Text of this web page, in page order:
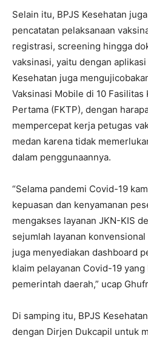
Selain itu, BPJS Kesehatan
pencatatan pelaksanaan
registrasi, screening hingga
vaksinasi, yaitu dengan
Kesehatan juga
Vaksinasi Mobile di 10 Fasilitas
Pertama (FKTP), dengan
mempercepat kerja petugas
medan karena tidak
dalam penggunaannya.
“Selama pandemi Covid-19
kepuasan dan kenyamanan
mengakses layanan JKN-KIS
sejumlah layanan
juga menyediakan dashboard
klaim pelayanan Covid-19
pemerintah daerah,” ucap
Di samping itu, BPJS
dengan Dirjen Dukcapil untuk